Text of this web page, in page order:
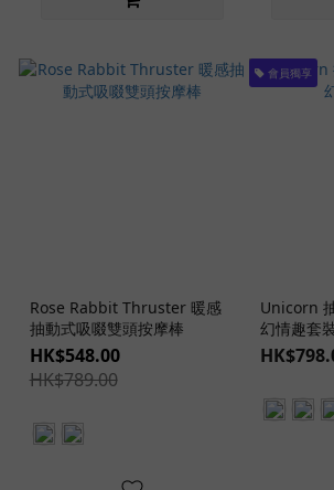
Rose Rabbit Thruster 暖感
抽動式吸啜雙頭按摩棒
HK$548.00
HK$789.00
會員獨享
Unicorn
幻情趣套